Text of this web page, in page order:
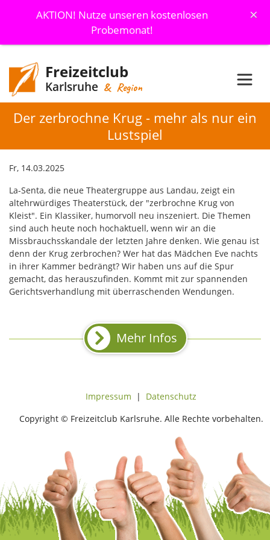
AKTION! Nutze unseren kostenlosen
Probemonat!
×
Freizeitclub
Karlsruhe & Region
Der zerbrochne Krug - mehr als nur ein
Lustspiel
Fr, 14.03.2025
La-Senta, die neue Theatergruppe aus Landau, zeigt ein
altehrwürdiges Theaterstück, der "zerbrochne Krug von
Kleist". Ein Klassiker, humorvoll neu inszeniert. Die Themen
sind auch heute noch hochaktuell, wenn wir an die
Missbrauchsskandale der letzten Jahre denken. Wie genau ist
denn der Krug zerbrochen? Wer hat das Mädchen Eve nachts
in ihrer Kammer bedrängt? Wir haben uns auf die Spur
gemacht, das herauszufinden. Kommt mit zur spannenden
Gerichtsverhandlung mit überraschenden Wendungen.
Mehr Infos
Impressum | Datenschutz
Copyright © Freizeitclub Karlsruhe. Alle Rechte vorbehalten.